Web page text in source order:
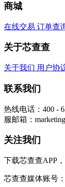
商城
在线交易 订单查
关于芯查查
关于我们 用户协
联系我们
热线电话：400 -
服邮箱：
关注我们
下载芯查查APP
芯查查媒体账号：